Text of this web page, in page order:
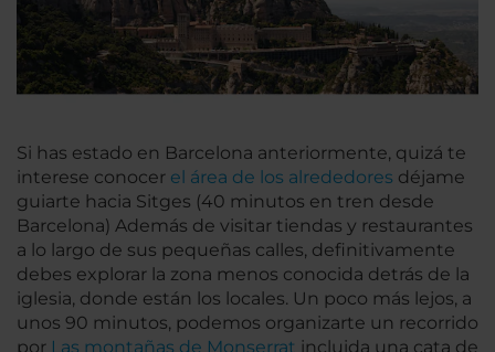
Si has estado en Barcelona anteriormente, quizá te
interese conocer el área de los alrededores déjame
guiarte hacia Sitges (40 minutos en tren desde
Barcelona) Además de visitar tiendas y restaurantes
a lo largo de sus pequeñas calles, definitivamente
debes explorar la zona menos conocida detrás de la
iglesia, donde están los locales. Un poco más lejos, a
unos 90 minutos, podemos organizarte un recorrido
por Las montañas de Monserrat incluida una cata de